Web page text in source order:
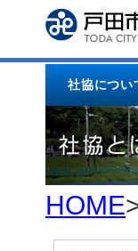
本
文
へ
ジ
プ
社協につい
HOME